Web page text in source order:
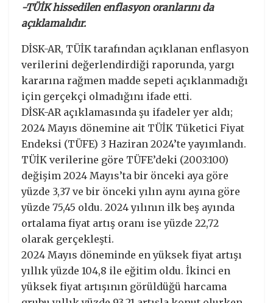
-TÜİK hissedilen enflasyon oranlarını da
açıklamalıdır.
DİSK-AR, TÜİK tarafından açıklanan enflasyon
verilerini değerlendirdiği raporunda, yargı
kararına rağmen madde sepeti açıklanmadığı
için gerçekçi olmadığını ifade etti.
DİSK-AR açıklamasında şu ifadeler yer aldı;
2024 Mayıs dönemine ait TÜİK Tüketici Fiyat
Endeksi (TÜFE) 3 Haziran 2024’te yayımlandı.
TÜİK verilerine göre TÜFE’deki (2003:100)
değişim 2024 Mayıs’ta bir önceki aya göre
yüzde 3,37 ve bir önceki yılın aynı ayına göre
yüzde 75,45 oldu. 2024 yılının ilk beş ayında
ortalama fiyat artış oranı ise yüzde 22,72
olarak gerçekleşti.
2024 Mayıs döneminde en yüksek fiyat artışı
yıllık yüzde 104,8 ile eğitim oldu. İkinci en
yüksek fiyat artışının görüldüğü harcama